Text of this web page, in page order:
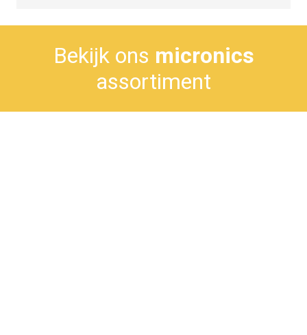
Bekijk ons micronics
assortiment